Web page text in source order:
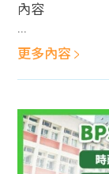
內容
...
更多內容